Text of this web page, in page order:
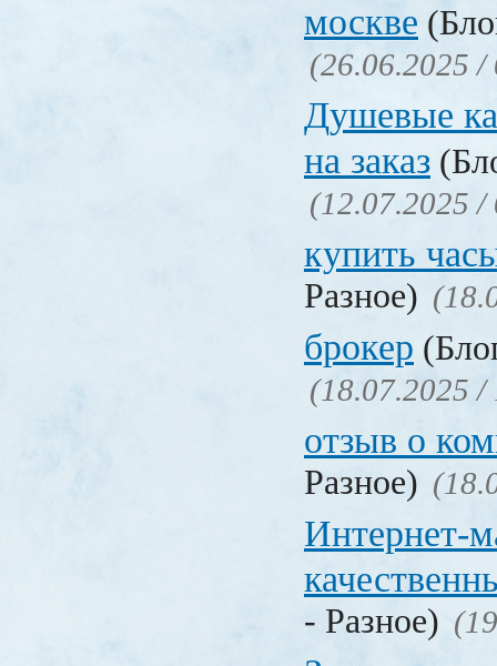
москве
(26.06.2025 /
Душевые
на заказ
(12.07.2025 /
купить
Разное)
брокер
(18.07.2025 /
отзыв о
Разное)
Интернет-
- Разное)